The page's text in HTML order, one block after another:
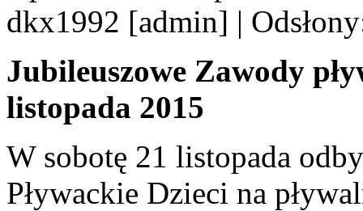
dkx1992 [admin] |
Jubileuszowe Zawody
listopada 2015
W sobotę 21 listopada
Pływackie Dzieci na